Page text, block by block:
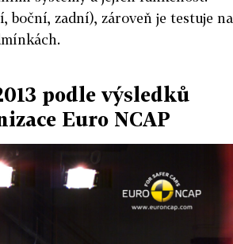
zadní), zároveň je testuje na
podle výsledků
Euro NCAP